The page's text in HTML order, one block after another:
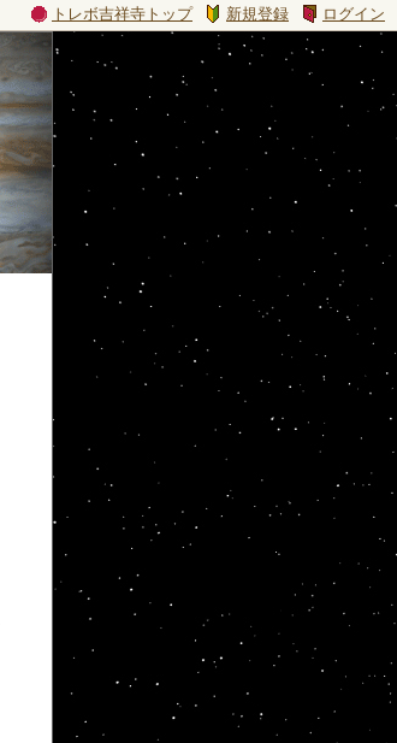
トレボ吉祥寺トップ 新規登録 ログイン